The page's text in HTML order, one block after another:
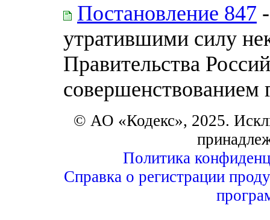
Постановление 847
утратившими силу
Правительства
совершенствованием
© АО «Кодекс», 2025.
Политика
Справка о регистрации